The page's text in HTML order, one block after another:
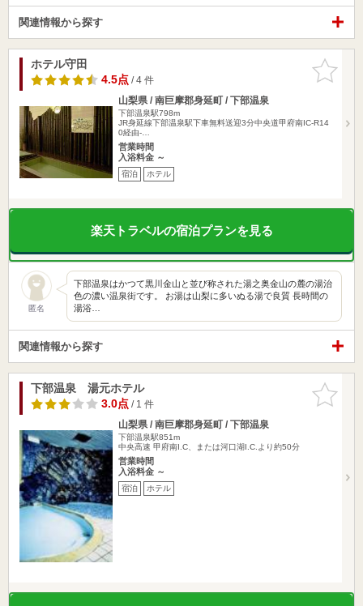
関連情報から探す
お気に入
りに追加
ホテル守田
4.5点/ 4 件
山梨県 / 南巨摩郡身延町 / 下部温泉
下部温泉駅798m
JR身延線下部温泉駅下車無料送迎3分中央道甲府南IC-R14
0経由-…
営業時間
入浴料金 ～
宿泊 ホテル
楽天トラベルの宿泊プランを見る
匿名
下部温泉はかつて黒川金山と並び称された湯之奥金山の麓の湯治
色の濃い温泉街です。 お湯は山梨に多いぬる湯で良質 長時間の
湯浴…
関連情報から探す
お気に入
りに追加
下部温泉 湯元ホテル
3.0点/ 1 件
山梨県 / 南巨摩郡身延町 / 下部温泉
下部温泉駅851m
中央高速 甲府南I.C、または河口湖I.C.より約50分
営業時間
入浴料金 ～
宿泊 ホテル